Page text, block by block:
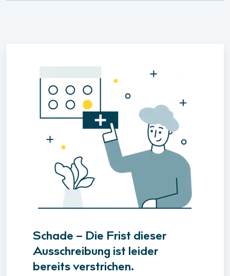
Schade – Die Frist dieser
Ausschreibung ist leider
bereits verstrichen.